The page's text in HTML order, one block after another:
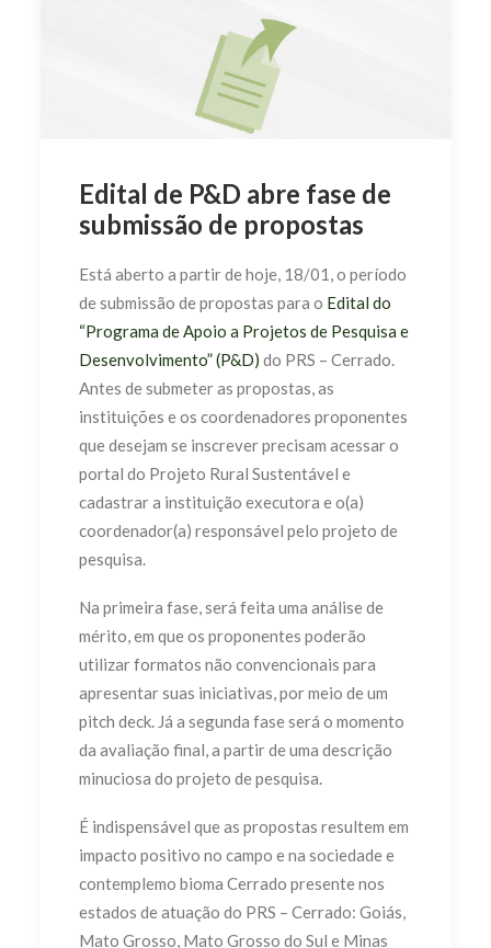
Edital de P&D abre fase de
submissão de propostas
Está aberto a partir de hoje, 18/01, o período
de submissão de propostas para o Edital do
“Programa de Apoio a Projetos de Pesquisa e
Desenvolvimento” (P&D) do PRS – Cerrado.
Antes de submeter as propostas, as
instituições e os coordenadores proponentes
que desejam se inscrever precisam acessar o
portal do Projeto Rural Sustentável e
cadastrar a instituição executora e o(a)
coordenador(a) responsável pelo projeto de
pesquisa.
Na primeira fase, será feita uma análise de
mérito, em que os proponentes poderão
utilizar formatos não convencionais para
apresentar suas iniciativas, por meio de um
pitch deck. Já a segunda fase será o momento
da avaliação final, a partir de uma descrição
minuciosa do projeto de pesquisa.
É indispensável que as propostas resultem em
impacto positivo no campo e na sociedade e
contemplemo bioma Cerrado presente nos
estados de atuação do PRS – Cerrado: Goiás,
Mato Grosso, Mato Grosso do Sul e Minas